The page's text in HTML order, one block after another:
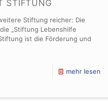
STIFTUNG
Stiftung reicher: Die
„Stiftung Lebenshilfe
ist die Förderung und
mehr lesen